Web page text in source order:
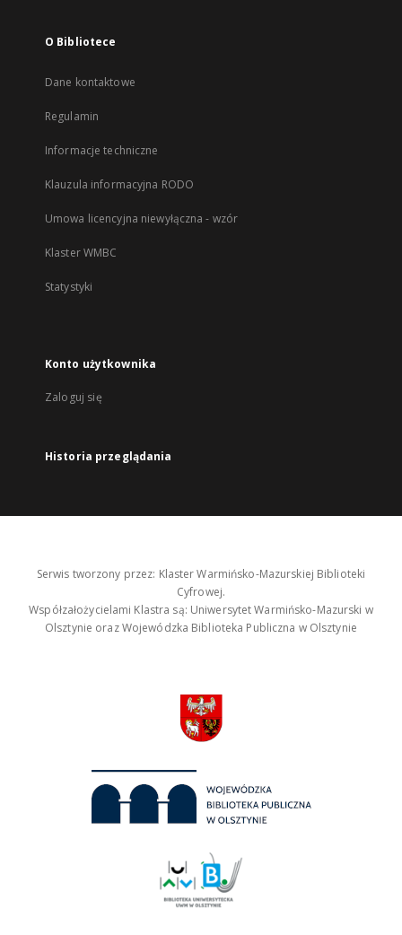
O Bibliotece
Dane kontaktowe
Regulamin
Informacje techniczne
Klauzula informacyjna RODO
Umowa licencyjna niewyłączna - wzór
Klaster WMBC
Statystyki
Konto użytkownika
Zaloguj się
Historia przeglądania
Serwis tworzony przez: Klaster Warmińsko-Mazurskiej Biblioteki
Cyfrowej.
Współzałożycielami Klastra są: Uniwersytet Warmińsko-Mazurski w
Olsztynie oraz Wojewódzka Biblioteka Publiczna w Olsztynie